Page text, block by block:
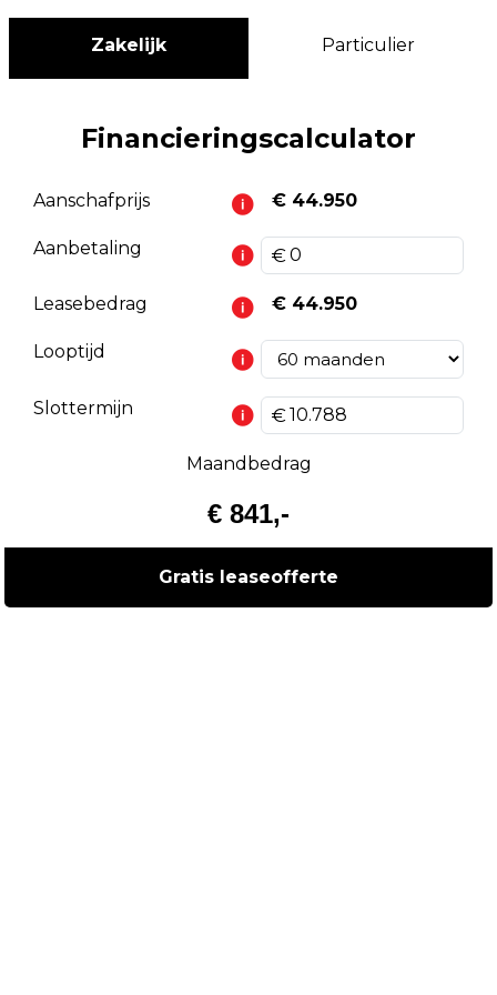
Zakelijk Particulier
Financieringscalculator
Aanschafprijs € 44.950
Aanbetaling
Leasebedrag € 44.950
Looptijd
Slottermijn
Maandbedrag
€ 841,-
Gratis leaseofferte